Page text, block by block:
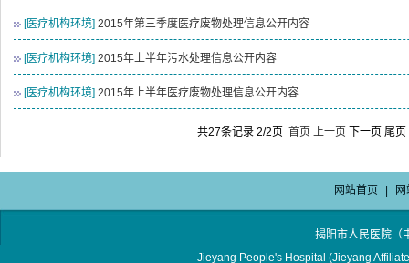
[医疗机构环境] 2015年第三季度医疗废物处理信息公开内容
[医疗机构环境] 2015年上半年污水处理信息公开内容
[医疗机构环境] 2015年上半年医疗废物处理信息公开内容
共27条记录 2/2页 首页 上一页 下一页 尾页
网站首页
揭阳市人民医院
Jieyang People's Hospital (Jieyang